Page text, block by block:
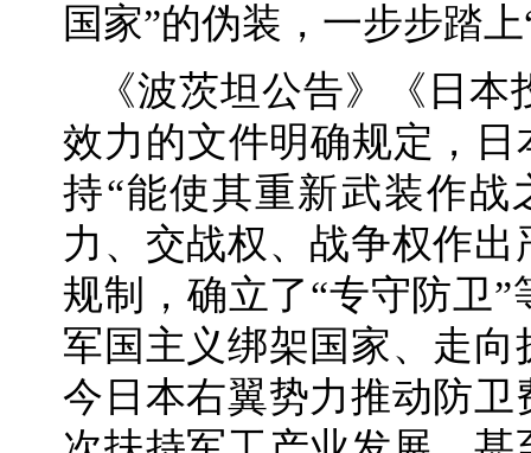
国家”的伪装，一步步踏
《波茨坦公告》《日
效力的文件明确规定，
持“能使其重新武装作战
力、交战权、战争权作
规制，确立了“专守防卫
军国主义绑架国家、走
今日本右翼势力推动防